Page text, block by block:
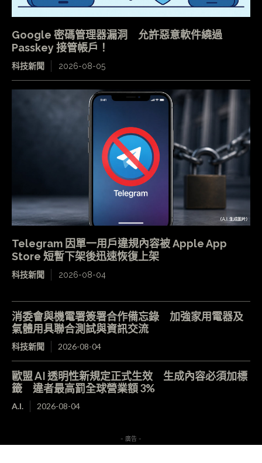
Google 密碼管理器漏洞 允許惡意軟件繞過
Passkey 接管帳戶！
科技新聞 2026-08-05
Telegram 因單一用戶違規內容被 Apple App
Store 短暫下架後迅速恢復上架
科技新聞 2026-08-04
消委會與機電署簽署合作備忘錄 加強家用電器及
氣體用具聯合測試與資訊交流
科技新聞 2026-08-04
歐盟 AI 透明性新規定正式生效 生成內容必須加標
籤 違者最高罰全球營業額 3%
A.I. 2026-08-04
- 廣告 -